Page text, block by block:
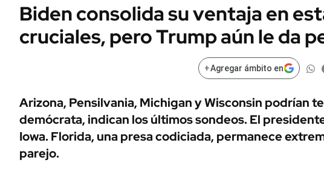
Campo
FINANZAS
ÁMBITO DEBATE
MEDIAKIT AMBITO DEBATE
Sustentabilidad
Seguros
ENERGY REPORT
POLÍTICA
Municipios
URUGUAY
Biden consolida su ventaja en
cruciales, pero Trump aún le da
+Agregar ámbito en
Arizona, Pensilvania, Michigan y Wisconsin podrían
demócrata, indican los últimos sondeos. El
Iowa. Florida, una presa codiciada, permanece
parejo.